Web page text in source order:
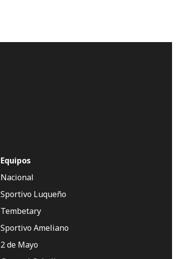
Equipos
Nacional
Sportivo Luqueño
Tembetary
Sportivo Ameliano
2 de Mayo